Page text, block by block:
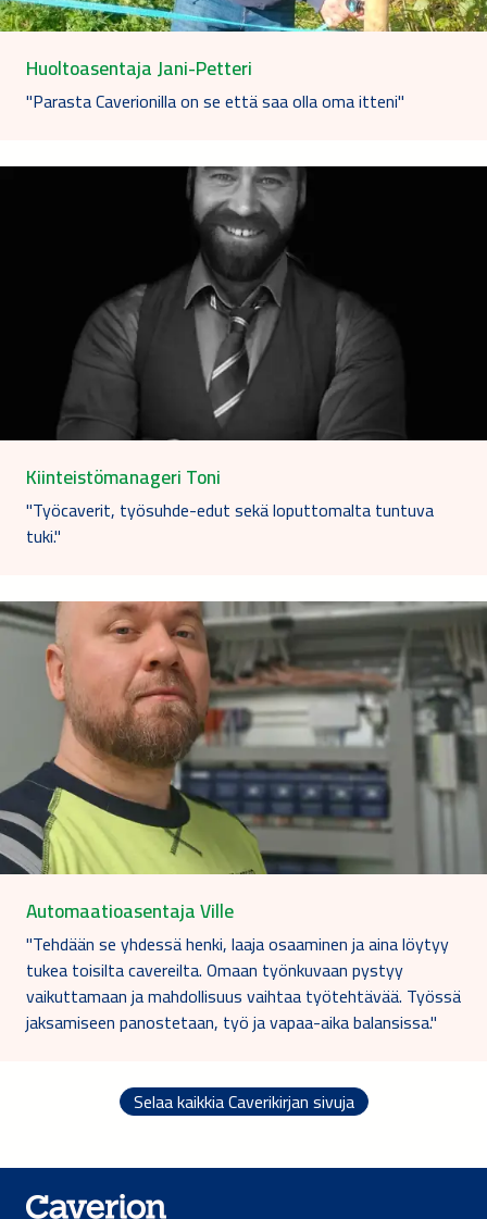
Huoltoasentaja Jani-Petteri
"Parasta Caverionilla on se että saa olla oma itteni"
Kiinteistömanageri Toni
"Työcaverit, työsuhde-edut sekä loputtomalta tuntuva
tuki."
Automaatioasentaja Ville
"Tehdään se yhdessä henki, laaja osaaminen ja aina löytyy
tukea toisilta cavereilta. Omaan työnkuvaan pystyy
vaikuttamaan ja mahdollisuus vaihtaa työtehtävää. Työssä
jaksamiseen panostetaan, työ ja vapaa-aika balansissa."
Selaa kaikkia Caverikirjan sivuja